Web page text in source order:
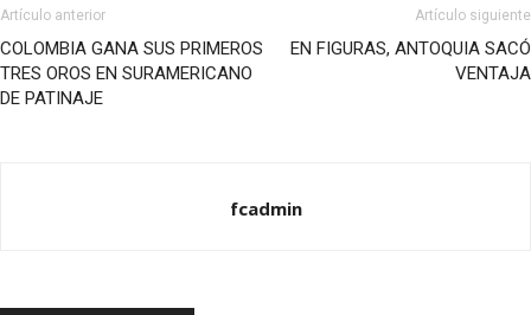
Artículo anterior
COLOMBIA GANA SUS PRIMEROS
TRES OROS EN SURAMERICANO
DE PATINAJE
Artículo siguiente
EN FIGURAS, ANTOQUIA SACÓ
VENTAJA
fcadmin